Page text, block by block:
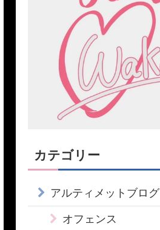
カテゴリー
アルティメットブログ
オフェンス